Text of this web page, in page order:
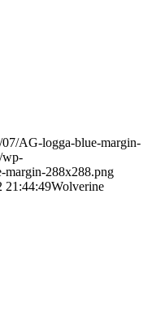
AG-logga-blue-margin-
wp-
margin-288x288.png
21:44:49Wolverine